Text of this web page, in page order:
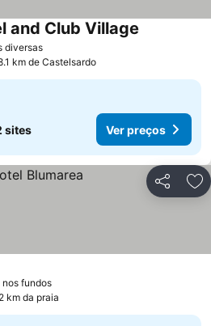
diversasVer preços
and Club Village
km de Castelsardo
sites Ver preços
Partilhar
fundosVer preços
km da praia